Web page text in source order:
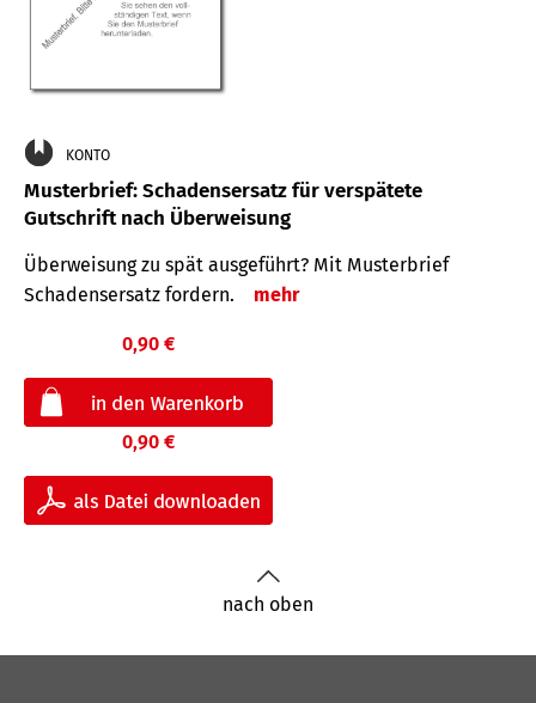
KONTO
Musterbrief: Schadensersatz für verspätete
Gutschrift nach Überweisung
Überweisung zu spät ausgeführt? Mit Musterbrief
Schadensersatz fordern.
mehr
0,90 €
0,90 €
nach oben